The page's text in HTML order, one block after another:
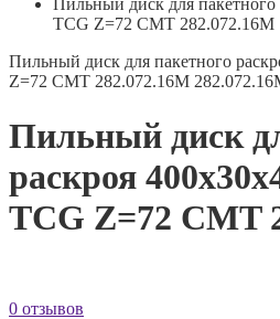
Пильный диск для пакетного
TCG Z=72 CMT 282.072.16M
Пильный диск для пакетного
Z=72 CMT 282.072.16M
Пильный диск
раскроя
TCG Z=72 CMT
0 отзывов